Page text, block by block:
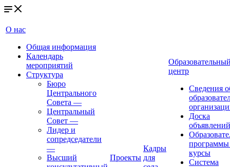
О нас
Общая информация
Календарь
мероприятий
Структура
Бюро
Центрального
Совета —
Центральный
Совет —
Лидер и
сопредседатели
—
Высший
Проекты
Кадры
для
центр
Сведения
Доска
объявлений
курсы
Система